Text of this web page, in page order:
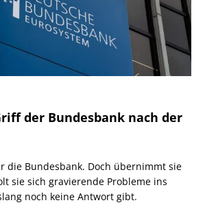
der Bundesbank nach der
die Bundesbank. Doch übernimmt sie
sie sich gravierende Probleme ins
noch keine Antwort gibt.